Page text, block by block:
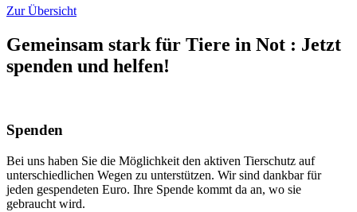
Zur Übersicht
Gemeinsam stark für Tiere in Not : Jetzt
spenden und helfen!
Spenden
Bei uns haben Sie die Möglichkeit den aktiven Tierschutz auf
unterschiedlichen Wegen zu unterstützen. Wir sind dankbar für
jeden gespendeten Euro. Ihre Spende kommt da an, wo sie
gebraucht wird.